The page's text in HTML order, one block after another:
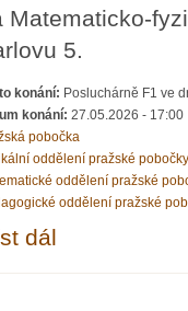
Matematicko-
5.
konání: Posluchárně F1 ve
konání: 27.05.2026 - 17:00
pobočka
oddělení pražské pobočky
oddělení pražské
oddělení pražské
dál